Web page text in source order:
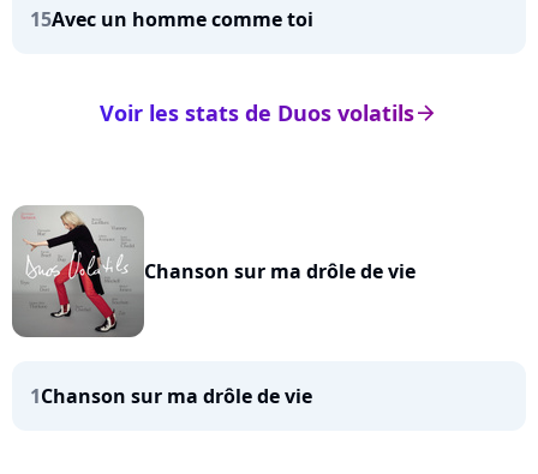
15Avec un homme comme toi
arrow_right
Voir les stats de Duos volatils
Chanson sur ma drôle de vie
1Chanson sur ma drôle de vie